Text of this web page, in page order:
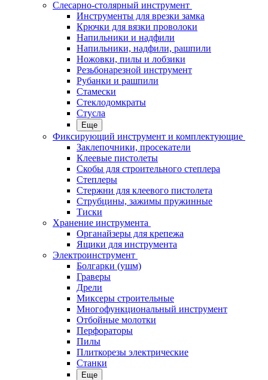
Слесарно-столярный инструмент
Инструменты для врезки замка
Крючки для вязки проволоки
Напильники и надфили
Напильники, надфили, рашпили
Ножовки, пилы и лобзики
Резьбонарезной инструмент
Рубанки и рашпили
Стамески
Стеклодомкраты
Стусла
Еще
Фиксирующий инструмент и комплектующие
Заклепочники, просекатели
Клеевые пистолеты
Скобы для строительного степлера
Степлеры
Стержни для клеевого пистолета
Струбцины, зажимы пружинные
Тиски
Хранение инструмента
Органайзеры для крепежа
Ящики для инструмента
Электроинструмент
Болгарки (ушм)
Граверы
Дрели
Миксеры строительные
Многофункциональный инструмент
Отбойные молотки
Перфораторы
Пилы
Плиткорезы электрические
Станки
Еще